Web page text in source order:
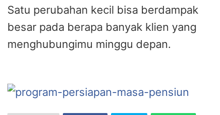
Satu perubahan kecil bisa berdampak
besar pada berapa banyak klien yang
menghubungimu minggu depan.